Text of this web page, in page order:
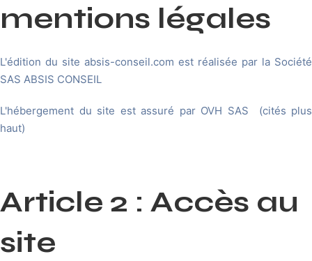
mentions légales
L'édition du site absis-conseil.com est réalisée par la Société
SAS ABSIS CONSEIL
L'hébergement du site est assuré par OVH SAS (cités plus
haut)
Article 2 : Accès au
site